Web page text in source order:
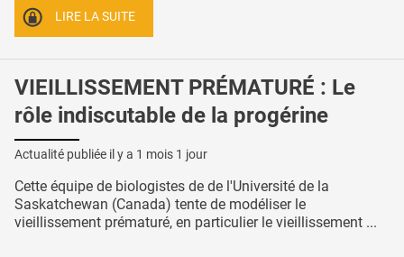
LIRE LA SUITE
VIEILLISSEMENT PRÉMATURÉ : Le
rôle indiscutable de la progérine
Actualité publiée il y a 1 mois 1 jour
Cette équipe de biologistes de de l'Université de la
Saskatchewan (Canada) tente de modéliser le
vieillissement prématuré, en particulier le vieillissement ...